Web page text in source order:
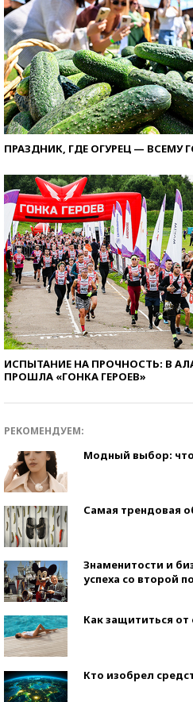
ПРАЗДНИК, ГДЕ ОГУРЕЦ — ВСЕМУ
ИСПЫТАНИЕ НА ПРОЧНОСТЬ: В
ПРОШЛА «ГОНКА ГЕРОЕВ»
РЕКОМЕНДУЕМ:
Модный выбор: что
Самая трендовая
Знаменитости и
успеха со второй
Как защититься от
Кто изобрел